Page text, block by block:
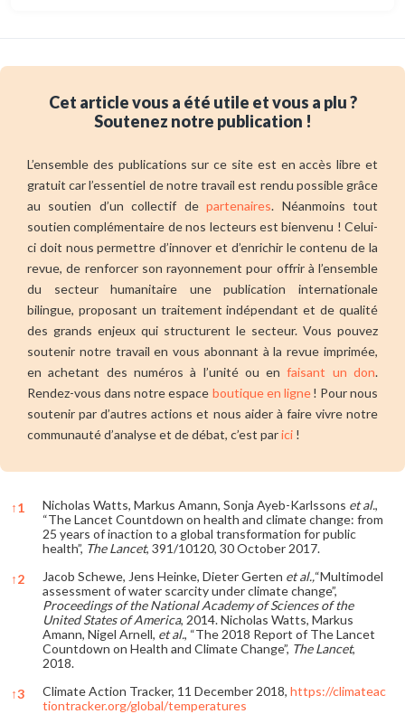
Cet article vous a été utile et vous a plu ?
Soutenez notre publication !
L’ensemble des publications sur ce site est en accès libre et
gratuit car l’essentiel de notre travail est rendu possible grâce
au soutien d’un collectif departenaires. Néanmoins tout
soutien complémentaire de nos lecteurs est bienvenu ! Celui-
ci doit nous permettre d’innover et d’enrichir le contenu de la
revue, de renforcer son rayonnement pour offrir à l’ensemble
du secteur humanitaire une publication internationale
bilingue, proposant un traitement indépendant et de qualité
des grands enjeux qui structurent le secteur. Vous pouvez
soutenir notre travail en vous abonnant à la revue imprimée,
en achetant des numéros à l’unité ou enfaisant un don.
Rendez-vous dans notre espace boutique en ligne! Pour nous
soutenir par d’autres actions et nous aider à faire vivre notre
communauté d’analyse et de débat, c’est parici !
↑1 Nicholas Watts, Markus Amann, Sonja Ayeb-Karlssons et al.,
“The Lancet Countdown on health and climate change: from
25 years of inaction to a global transformation for public
health”, The Lancet, 391/10120, 30 October 2017.
↑2 Jacob Schewe, Jens Heinke, Dieter Gerten et al.,“Multimodel
assessment of water scarcity under climate change”,
Proceedings of the National Academy of Sciences of the
United States of America, 2014. Nicholas Watts, Markus
Amann, Nigel Arnell, et al., “The 2018 Report of The Lancet
Countdown on Health and Climate Change”, The Lancet,
2018.
↑3 Climate Action Tracker, 11 December 2018, https://climateac
tiontracker.org/global/temperatures